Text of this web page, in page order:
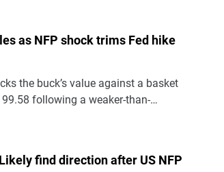
as NFP shock trims Fed hike
the buck’s value against a basket
following a weaker-than-
stubbornly above the Fed’s 2%
find direction after US NFP